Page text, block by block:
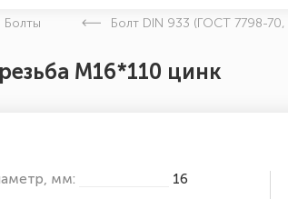
Болты Болт DIN 933 (ГОСТ 7798-
М16*110 цинк
мм: 16